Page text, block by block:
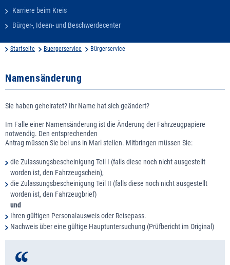
Karriere beim Kreis
Bürger-, Ideen- und Beschwerdecenter
Startseite Buergerservice Bürgerservice
Namensänderung
Sie haben geheiratet? Ihr Name hat sich geändert?
Im Falle einer Namensänderung ist die Änderung der Fahrzeugpapiere
notwendig. Den entsprechenden
Antrag müssen Sie bei uns in Marl stellen. Mitbringen müssen Sie:
die Zulassungsbescheinigung Teil I (falls diese noch nicht ausgestellt
worden ist, den Fahrzeugschein),
die Zulassungsbescheinigung Teil II (falls diese noch nicht ausgestellt
worden ist, den Fahrzeugbrief)
und
Ihren gültigen Personalausweis oder Reisepass.
Nachweis über eine gültige Hauptuntersuchung (Prüfbericht im Original)